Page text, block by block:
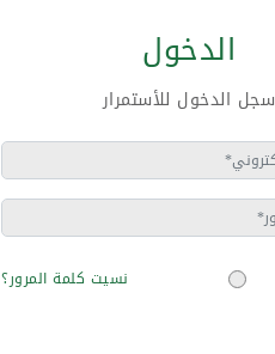
الدخول
سجل الدخول للأستمرار
نسيت كلمة المرور؟